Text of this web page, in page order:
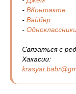
- ВКонтакте
- Вайбер
-
Связаться с
Хакасии: